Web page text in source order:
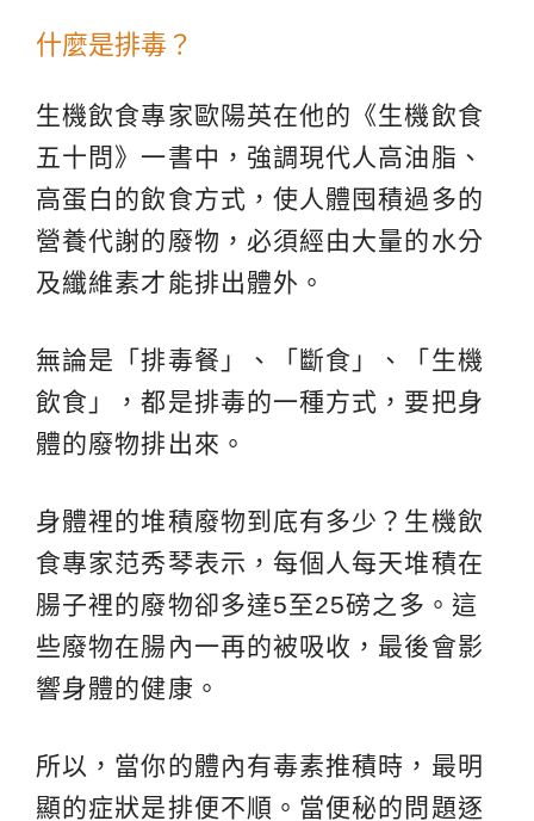
什麼是排毒？
生機飲食專家歐陽英在他的《生機飲食
五十問》一書中，強調現代人高油脂、
高蛋白的飲食方式，使人體囤積過多的
營養代謝的廢物，必須經由大量的水分
及纖維素才能排出體外。
無論是「排毒餐」、「斷食」、「生機
飲食」，都是排毒的一種方式，要把身
體的廢物排出來。
身體裡的堆積廢物到底有多少？生機飲
食專家范秀琴表示，每個人每天堆積在
腸子裡的廢物卻多達5至25磅之多。這
些廢物在腸內一再的被吸收，最後會影
響身體的健康。
所以，當你的體內有毒素推積時，最明
顯的症狀是排便不順。當便秘的問題逐